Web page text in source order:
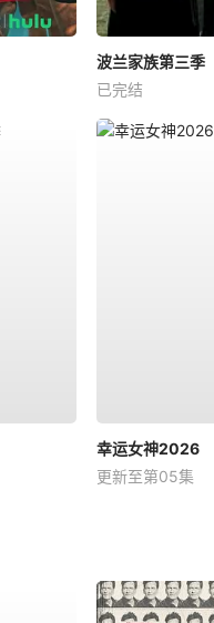
波兰家族第三季
已完结
幸运女神2026
更新至第05集